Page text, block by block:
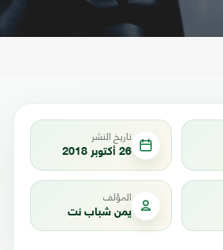
تاريخ النشر
26 أكتوبر 2018
المؤلف
يمن شباب نت